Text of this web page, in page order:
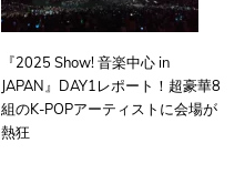
『2025 Show! 音楽中心 in
JAPAN』DAY1レポート！超豪華8
組のK-POPアーティストに会場が
熱狂